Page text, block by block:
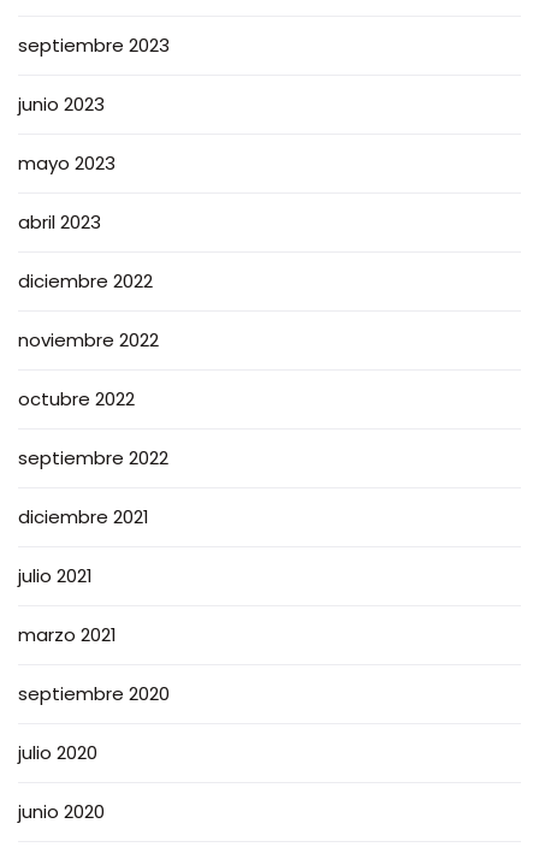
septiembre 2023
junio 2023
mayo 2023
abril 2023
diciembre 2022
noviembre 2022
octubre 2022
septiembre 2022
diciembre 2021
julio 2021
marzo 2021
septiembre 2020
julio 2020
junio 2020